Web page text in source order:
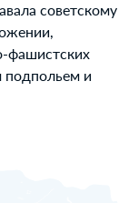
советскому
фашистских
подпольем и